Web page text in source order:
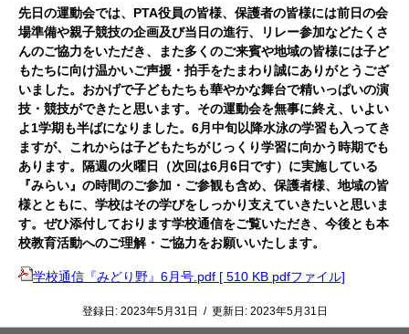
先日の運動会では、PTA役員の皆様、保護者の皆様には前日の会
場準備や親子競技の企画及び当日の進行、リレー参加などたくさ
んのご協力をいただき、また多くのご来賓や地域の皆様には子ど
もたちに向け温かいご声援・拍手をたまわり誠にありがとうござ
いました。おかげで子どもたちも華やかな舞台で精いっぱいの演
技・競技ができたと思います。その運動会を無事に終え、いよい
よ1学期も半ばになりました。6月中旬以降水泳の学習も入ってき
ますが、これからは子どもたちがじっくり学習に向かう時期でも
あります。隔週の火曜日（次回は6月6日です）に実施している
『みらい』の時間のご参加・ご参観も含め、保護者様、地域の皆
様とともに、学校はその学びをしっかり支えていきたいと思いま
す。ぜひ添付しております学校通信をご覧いただき、今後とも本
校教育活動へのご理解・ご協力をお願いいたします。
学校通信『みどり野』6月号.pdf [ 510 KB pdfファイル]
登録日: 2023年5月31日 / 更新日: 2023年5月31日